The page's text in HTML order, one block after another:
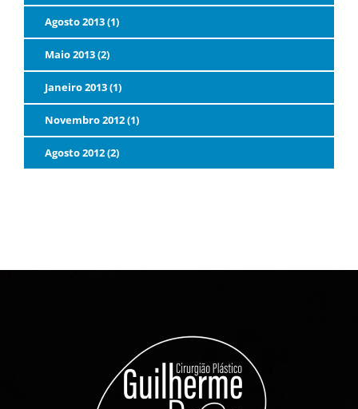
Agosto 2013 (1)
Maio 2013 (2)
Janeiro 2013 (1)
Novembro 2012 (1)
Agosto 2012 (2)